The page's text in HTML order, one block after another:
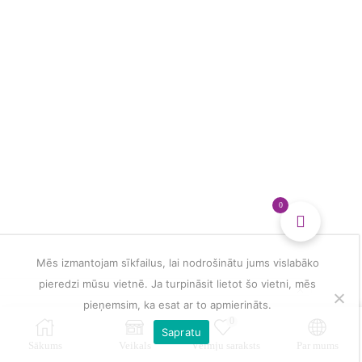
Sākums Veikals Vēlmju saraksts Par mums
0
Mēs izmantojam sīkfailus, lai nodrošinātu jums vislabāko
pieredzi mūsu vietnē. Ja turpināsit lietot šo vietni, mēs
pieņemsim, ka esat ar to apmierināts.
Sapratu